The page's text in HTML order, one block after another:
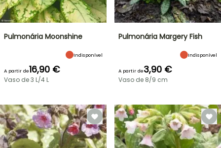
Pulmonária Moonshine
Indisponível
A partir de16,90 €
Vaso de 3 L/4 L
Pulmonária Margery Fish
Indisponível
A partir de3,90 €
Vaso de 8/9 cm